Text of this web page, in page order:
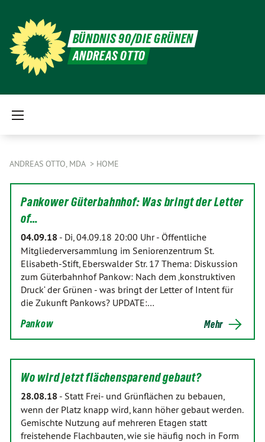
BÜNDNIS 90/DIE GRÜNEN
ANDREAS OTTO
ANDREAS OTTO, MDA HOME
Pankower Güterbahnhof: Was bringt der Letter
of…
04.09.18 - Di, 04.09.18 20:00 Uhr - Öffentliche
Mitgliederversammlung im Seniorenzentrum St.
Elisabeth-Stift, Eberswalder Str. 17 Thema: Diskussion
zum Güterbahnhof Pankow: Nach dem ‚konstruktiven
Druck‘ der Grünen - was bringt der Letter of Intent für
die Zukunft Pankows? UPDATE:…
Pankow Mehr
Wo wird jetzt flächensparend gebaut?
28.08.18 - Statt Frei- und Grünflächen zu bebauen,
wenn der Platz knapp wird, kann höher gebaut werden.
Gemischte Nutzung auf mehreren Etagen statt
freistehende Flachbauten, wie sie häufig noch in Form